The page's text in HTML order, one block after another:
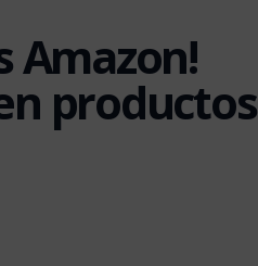
Amazon!
productos